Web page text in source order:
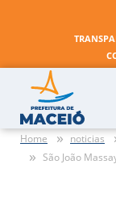
Home noticias
São João